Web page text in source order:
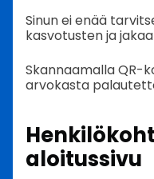
Sinun ei enää
kasvotusten ja
Skannaamalla QR-
arvokasta
aloitussivu